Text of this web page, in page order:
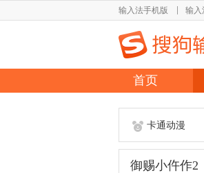
输入法手机版 输入
首页
卡通动漫
御赐小仵作2